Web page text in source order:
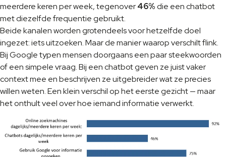
meerdere keren per week, tegenover46%die een chatbot
met diezelfde frequentie gebruikt.
Beide kanalen worden grotendeels voor hetzelfde doel
ingezet: iets uitzoeken. Maar de manier waarop verschilt flink.
Bij Google typen mensen doorgaans een paar steekwoorden
of een simpele vraag. Bij een chatbot geven ze juist vaker
context mee en beschrijven ze uitgebreider wat ze precies
willen weten. Een klein verschil op het eerste gezicht — maar
het onthult veel over hoe iemand informatie verwerkt.